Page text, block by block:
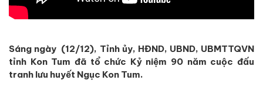
Sáng ngày (12/12), Tỉnh ủy, HĐND, UBND, UBMTTQVN
tỉnh Kon Tum đã tổ chức Kỷ niệm 90 năm cuộc đấu
tranh lưu huyết Ngục Kon Tum.